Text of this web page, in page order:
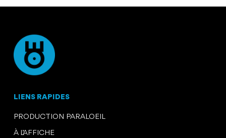
LIENS RAPIDES
PRODUCTION PARALOEIL
À L’AFFICHE